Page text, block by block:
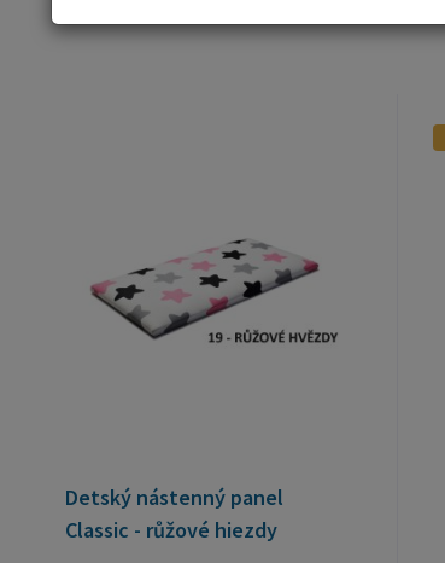
Detský nástenný panel
Classic - růžové hiezdy